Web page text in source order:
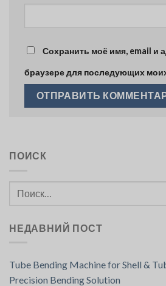
Сохранить моё имя, email и
браузере для последующих
ПОИСК
НЕДАВНИЙ ПОСТ
Tube Bending Machine for Shell &
Precision Bending Solution